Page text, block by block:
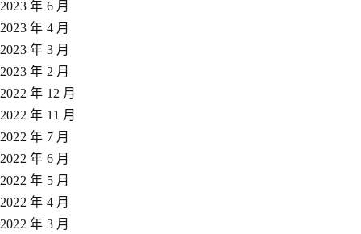
2023 年 6 月
2023 年 4 月
2023 年 3 月
2023 年 2 月
2022 年 12 月
2022 年 11 月
2022 年 7 月
2022 年 6 月
2022 年 5 月
2022 年 4 月
2022 年 3 月